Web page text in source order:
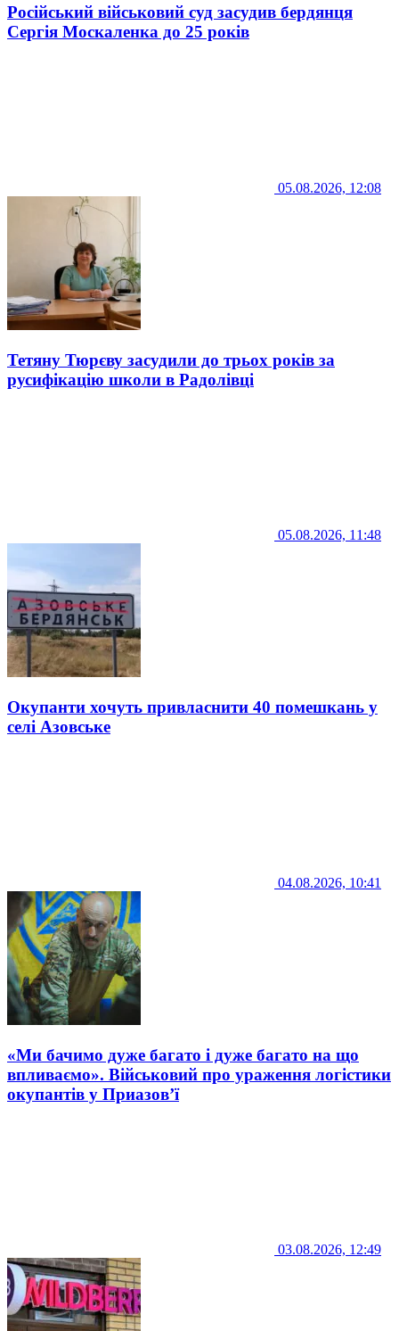
Російський військовий суд засудив бердянця
Сергія Москаленка до 25 років
05.08.2026, 12:08
Тетяну Тюрєву засудили до трьох років за
русифікацію школи в Радолівці
05.08.2026, 11:48
Окупанти хочуть привласнити 40 помешкань у
селі Азовське
04.08.2026, 10:41
«Ми бачимо дуже багато і дуже багато на що
впливаємо». Військовий про ураження логістики
окупантів у Приазов’ї
03.08.2026, 12:49